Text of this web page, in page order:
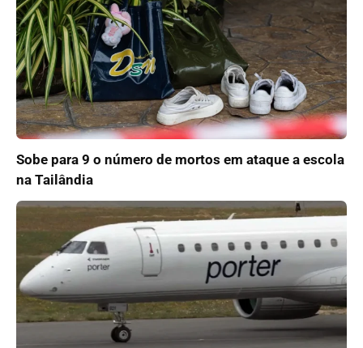
Sobe para 9 o número de mortos em ataque a escola
na Tailândia